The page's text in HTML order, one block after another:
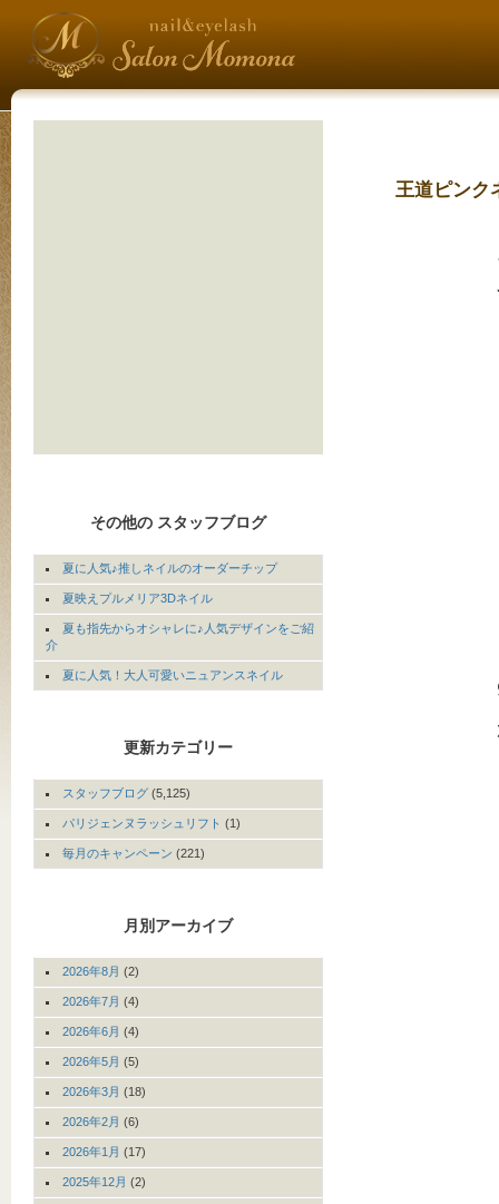
王道ピンク
その他の スタッフブログ
夏に人気♪推しネイルのオーダーチップ
夏映えプルメリア3Dネイル
夏も指先からオシャレに♪人気デザインをご紹
介
夏に人気！大人可愛いニュアンスネイル
更新カテゴリー
スタッフブログ (5,125)
パリジェンヌラッシュリフト (1)
毎月のキャンペーン (221)
月別アーカイブ
2026年8月 (2)
2026年7月 (4)
2026年6月 (4)
2026年5月 (5)
2026年3月 (18)
2026年2月 (6)
2026年1月 (17)
2025年12月 (2)